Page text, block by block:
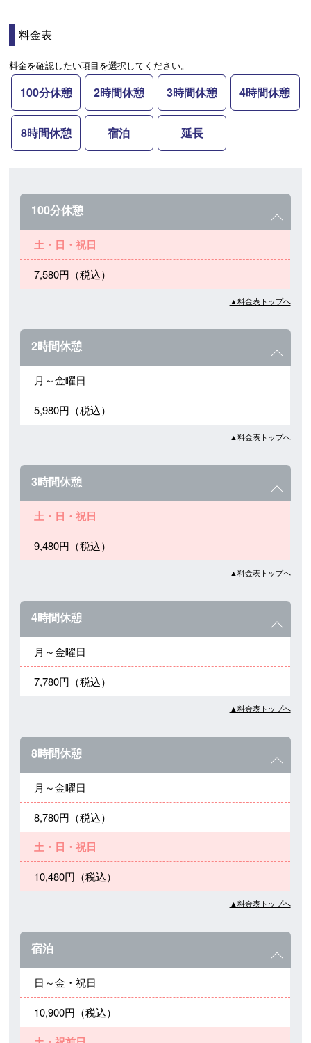
料金表
料金を確認したい項目を選択してください。
100分休憩 2時間休憩 3時間休憩 4時間休憩
8時間休憩 宿泊 延長
100分休憩
土・日・祝日
7,580円（税込）
▲料金表トップへ
2時間休憩
月～金曜日
5,980円（税込）
▲料金表トップへ
3時間休憩
土・日・祝日
9,480円（税込）
▲料金表トップへ
4時間休憩
月～金曜日
7,780円（税込）
▲料金表トップへ
8時間休憩
月～金曜日
8,780円（税込）
土・日・祝日
10,480円（税込）
▲料金表トップへ
宿泊
日～金・祝日
10,900円（税込）